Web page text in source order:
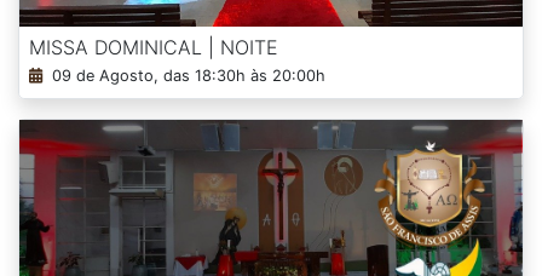
MISSA DOMINICAL | NOITE
09 de Agosto, das 18:30h às 20:00h